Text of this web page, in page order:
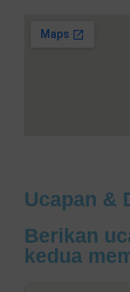
Ucapan &
Berikan
kedua